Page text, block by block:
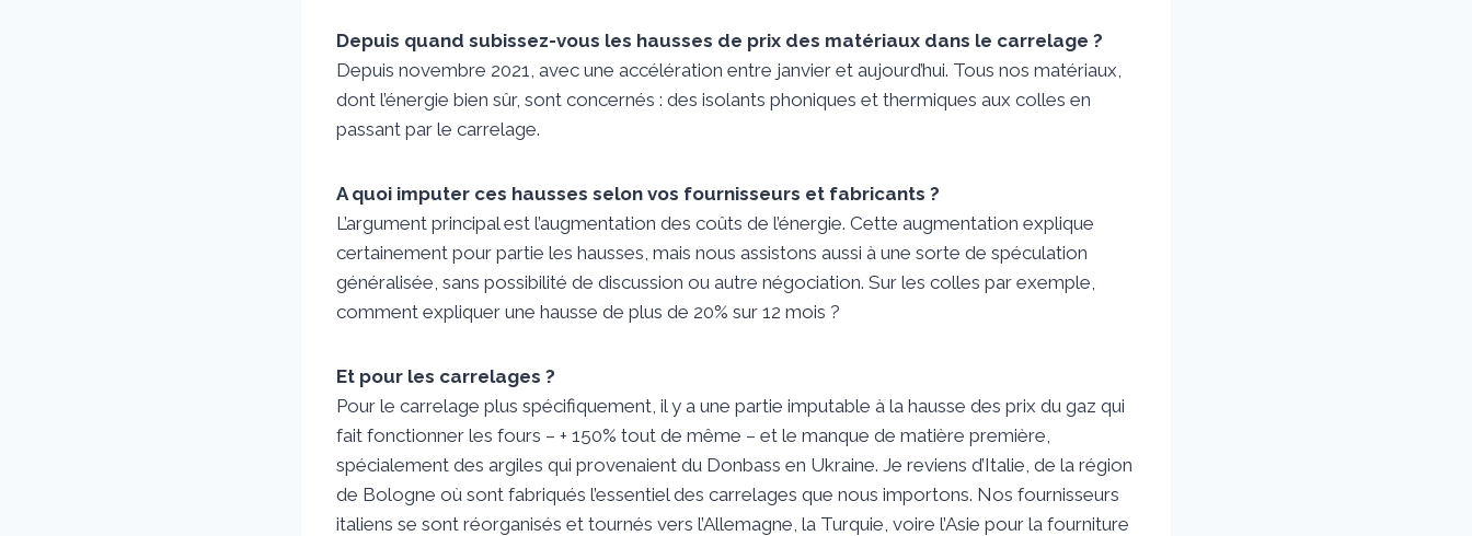
Depuis quand subissez-vous les hausses de prix des matériaux dans le carrelage ?
Depuis novembre 2021, avec une accélération entre janvier et aujourd’hui. Tous nos matériaux,
dont l’énergie bien sûr, sont concernés : des isolants phoniques et thermiques aux colles en
passant par le carrelage.
A quoi imputer ces hausses selon vos fournisseurs et fabricants ?
L’argument principal est l’augmentation des coûts de l’énergie. Cette augmentation explique
certainement pour partie les hausses, mais nous assistons aussi à une sorte de spéculation
généralisée, sans possibilité de discussion ou autre négociation. Sur les colles par exemple,
comment expliquer une hausse de plus de 20% sur 12 mois ?
Et pour les carrelages ?
Pour le carrelage plus spécifiquement, il y a une partie imputable à la hausse des prix du gaz qui
fait fonctionner les fours – + 150% tout de même – et le manque de matière première,
spécialement des argiles qui provenaient du Donbass en Ukraine. Je reviens d’Italie, de la région
de Bologne où sont fabriqués l’essentiel des carrelages que nous importons. Nos fournisseurs
italiens se sont réorganisés et tournés vers l’Allemagne, la Turquie, voire l’Asie pour la fourniture